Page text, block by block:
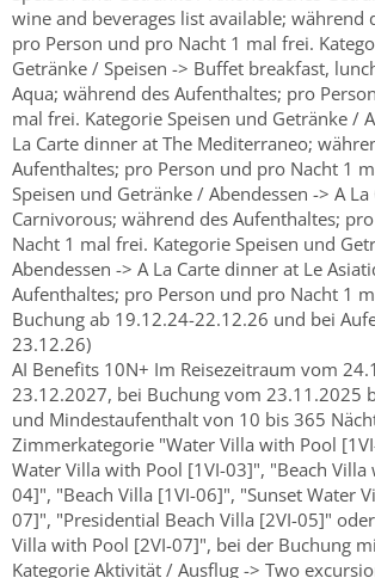
wine and beverages list available; während
pro Person und pro Nacht 1 mal frei.
Getränke / Speisen -> Buffet breakfast,
Aqua; während des Aufenthaltes; pro
mal frei. Kategorie Speisen und Getränke /
La Carte dinner at The Mediterraneo;
Aufenthaltes; pro Person und pro Nacht 1
Speisen und Getränke / Abendessen -> A
Carnivorous; während des Aufenthaltes;
Nacht 1 mal frei. Kategorie Speisen und
Abendessen -> A La Carte dinner at Le
Aufenthaltes; pro Person und pro Nacht 1
Buchung ab 19.12.24-22.12.26 und bei
23.12.26)
AI Benefits 10N+ Im Reisezeitraum vom
23.12.2027, bei Buchung vom 23.11.2025
und Mindestaufenthalt von 10 bis 365
Zimmerkategorie "Water Villa with Pool
Water Villa with Pool [1VI-03]", "Beach Villa
04]", "Beach Villa [1VI-06]", "Sunset Water
07]", "Presidential Beach Villa [2VI-05]"
Villa with Pool [2VI-07]", bei der Buchung
Kategorie Aktivität / Ausflug -> Two